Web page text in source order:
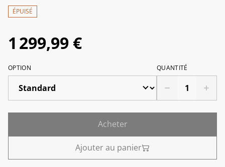
ÉPUISÉ
1 299,99 €
OPTION QUANTITÉ
Acheter
Ajouter au panier